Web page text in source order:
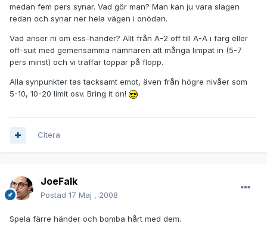
medan fem pers synar. Vad gör man? Man kan ju vara slagen
redan och synar ner hela vägen i onödan.
Vad anser ni om ess-händer? Allt från A-2 off till A-A i färg eller
off-suit med gemensamma nämnaren att många limpat in (5-7
pers minst) och vi träffar toppar på flopp.
Alla synpunkter tas tacksamt emot, även från högre nivåer som
5-10, 10-20 limit osv. Bring it on!
Citera
JoeFalk
Postad 17 Maj , 2008
Spela färre händer och bomba hårt med dem.